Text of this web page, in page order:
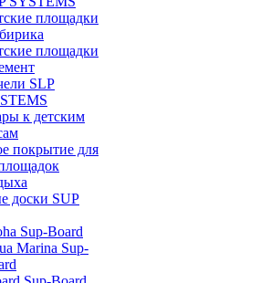
площадки
площадки
SLP
к детским
покрытие для
доски SUP
Sup-Board
Marina Sup-